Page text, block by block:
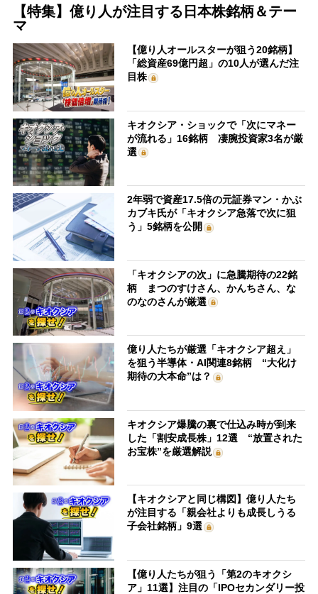
【特集】億り人が注目する日本株銘柄＆テー
マ
【億り人オールスターが狙う20銘柄】
「総資産69億円超」の10人が選んだ注
目株
キオクシア・ショックで「次にマネー
が流れる」16銘柄 凄腕投資家3名が厳
選
2年弱で資産17.5倍の元証券マン・かぶ
カブキ氏が「キオクシア急落で次に狙
う」5銘柄を公開
「キオクシアの次」に急騰期待の22銘
柄 まつのすけさん、かんちさん、な
のなのさんが厳選
億り人たちが厳選「キオクシア超え」
を狙う半導体・AI関連8銘柄 “大化け
期待の大本命”は？
キオクシア爆騰の裏で仕込み時が到来
した「割安成長株」12選 “放置された
お宝株”を厳選解説
【キオクシアと同じ構図】億り人たち
が注目する「親会社よりも成長しうる
子会社銘柄」9選
【億り人たちが狙う「第2のキオクシ
ア」11選】注目の「IPOセカンダリー投